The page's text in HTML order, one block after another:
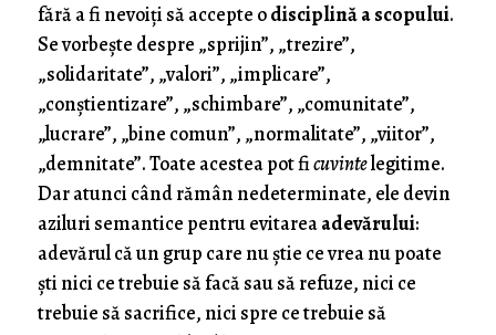
fără a fi nevoiți să accepte odisciplină a scopului.
Se vorbește despre „sprijin”, „trezire”,
„solidaritate”, „valori”, „implicare”,
„conștientizare”, „schimbare”, „comunitate”,
„lucrare”, „bine comun”, „normalitate”, „viitor”,
„demnitate”. Toate acestea pot ficuvintelegitime.
Dar atunci când rămân nedeterminate, ele devin
aziluri semantice pentru evitareaadevărului:
adevărul că un grup care nu știe ce vrea nu poate
ști nici ce trebuie să facă sau să refuze, nici ce
trebuie să sacrifice, nici spre ce trebuie să